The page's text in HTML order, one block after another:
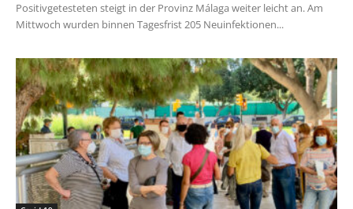
Positivgetesteten steigt in der Provinz Málaga weiter leicht an. Am
Mittwoch wurden binnen Tagesfrist 205 Neuinfektionen...